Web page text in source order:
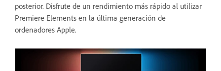
posterior. Disfrute de un rendimiento más rápido al utilizar
Premiere Elements en la última generación de
ordenadores Apple.